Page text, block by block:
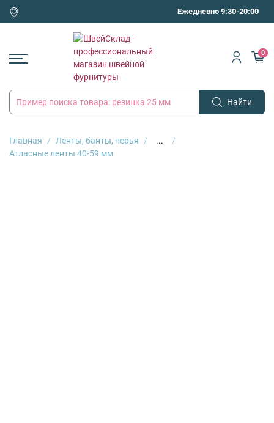
Ежедневно 9:30-20:00
Найти
0
Главная Ленты, банты, перья
...
Атласные ленты 40-59 мм